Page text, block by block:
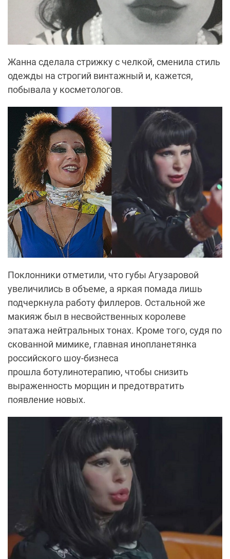
Жанна сделала стрижку с челкой, сменила стиль
одежды на строгий винтажный и, кажется,
побывала у косметологов.
Поклонники отметили, что губы Агузаровой
увеличились в объеме, а яркая помада лишь
подчеркнула работу филлеров. Остальной же
макияж был в несвойственных королеве
эпатажа нейтральных тонах. Кроме того, судя по
скованной мимике, главная инопланетянка
российского шоу-бизнеса
прошла ботулинотерапию, чтобы снизить
выраженность морщин и предотвратить
появление новых.